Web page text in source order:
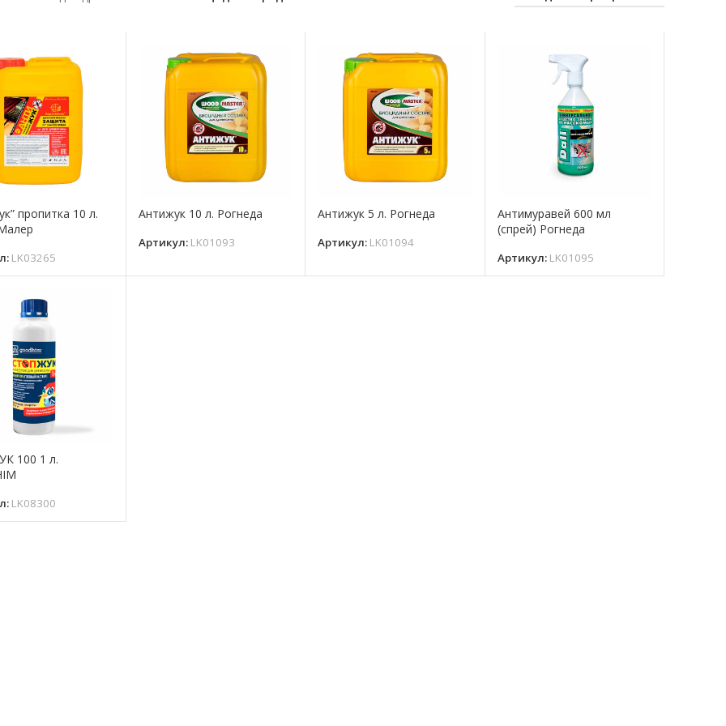
пропитка 10 л.
LK03265
Антижук 10 л. Рогнеда
Артикул: LK01093
Антижук 5 л. Рогнеда
Артикул: LK01094
Антимуравей 600 мл
(спрей) Рогнеда
Артикул: LK01095
100 1 л.
LK08300